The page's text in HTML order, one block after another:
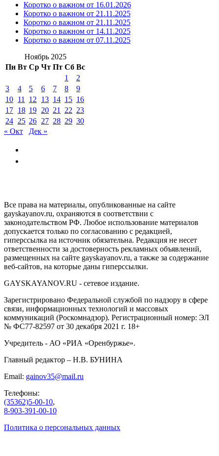
Коротко о важном от 16.01.2026
Коротко о важном от 21.11.2025
Коротко о важном от 21.11.2025
Коротко о важном от 14.11.2025
Коротко о важном от 07.11.2025
Ноябрь 2025
Пн Вт Ср Чт Пт Сб Вс
1
2
3
4 5 6 7 8
9
10 11 12 13 14 15 16
17 18 19 20 21 22 23
24 25 26 27 28 29 30
« Окт
Дек »
Все права на материалы, опубликованные на сайте
gayskayanov.ru, охраняются в соответствии с
законодательством РФ. Любое использование материалов
допускается только по согласованию с редакцией,
гиперссылка на источник обязательна. Редакция не несет
ответственности за достоверность рекламных объявлений,
размещенных на сайте gayskayanov.ru, а также за содержание
веб-сайтов, на которые даны гиперссылки.
GAYSKAYANOV.RU - сетевое издание.
Зарегистрировано Федеральной службой по надзору в сфере
связи, информационных технологий и массовых
коммуникаций (Роскомнадзор). Регистрационный номер: ЭЛ
№ ФС77-82597 от 30 декабря 2021 г. 18+
Учредитель - АО «РИА «Оренбуржье».
Главный редактор – Н.В. БУНИНА
Email: gainov35@mail.ru
Телефоны:
(35362)5-00-10,
8-903-391-00-10
Политика о персональных данных